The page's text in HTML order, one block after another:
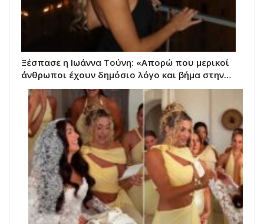
Ξέσπασε η Ιωάννα Τούνη: «Απορώ που μερικοί
άνθρωποι έχουν δημόσιο λόγο και βήμα στην…